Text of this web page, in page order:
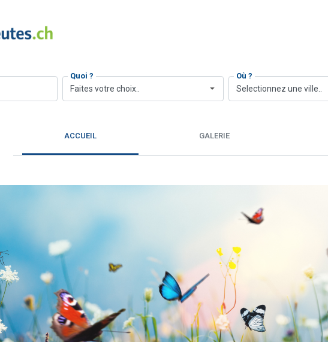
Quoi ?
Faites votre choix..
Où ?
Selectionnez une ville..
ACCUEIL GALERIE